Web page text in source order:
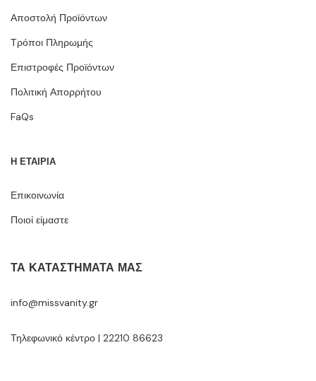
Αποστολή Προϊόντων
Τρόποι Πληρωμής
Επιστροφές Προϊόντων
Πολιτική Απορρήτου
FaQs
Η ΕΤΑΙΡΙΑ
Επικοινωνία
Ποιοί είμαστε
ΤΑ ΚΑΤΑΣΤΉΜΑΤΆ ΜΑΣ
info@missvanity.gr
Τηλεφωνικό κέντρο | 22210 86623